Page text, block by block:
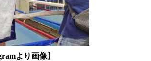
より画像】